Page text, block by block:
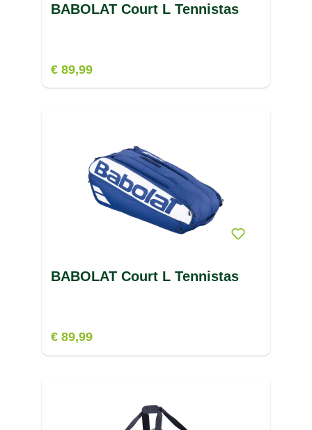
BABOLAT Court L Tennistas
€ 89,99
BABOLAT Court L Tennistas
€ 89,99